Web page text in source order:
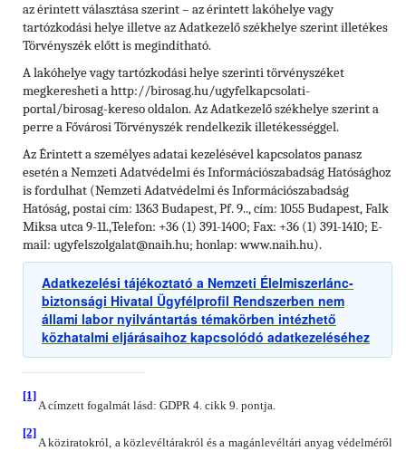
az érintett választása szerint – az érintett lakóhelye vagy
tartózkodási helye illetve az Adatkezelő székhelye szerint illetékes
Törvényszék előtt is megindítható.
A lakóhelye vagy tartózkodási helye szerinti törvényszéket
megkeresheti a http://birosag.hu/ugyfelkapcsolati-
portal/birosag-kereso oldalon. Az Adatkezelő székhelye szerint a
perre a Fővárosi Törvényszék rendelkezik illetékességgel.
Az Érintett a személyes adatai kezelésével kapcsolatos panasz
esetén a Nemzeti Adatvédelmi és Információszabadság Hatósághoz
is fordulhat (Nemzeti Adatvédelmi és Információszabadság
Hatóság, postai cím: 1363 Budapest, Pf. 9.., cím: 1055 Budapest, Falk
Miksa utca 9-11.,Telefon: +36 (1) 391-1400; Fax: +36 (1) 391-1410; E-
mail: ugyfelszolgalat@naih.hu; honlap: www.naih.hu).
Adatkezelési tájékoztató a Nemzeti Élelmiszerlánc-
biztonsági Hivatal Ügyfélprofil Rendszerben nem
állami labor nyilvántartás témakörben intézhető
közhatalmi eljárásaihoz kapcsolódó adatkezeléséhez
[1]
A címzett fogalmát lásd: GDPR 4. cikk 9. pontja.
[2]
A köziratokról, a közlevéltárakról és a magánlevéltári anyag védelméről